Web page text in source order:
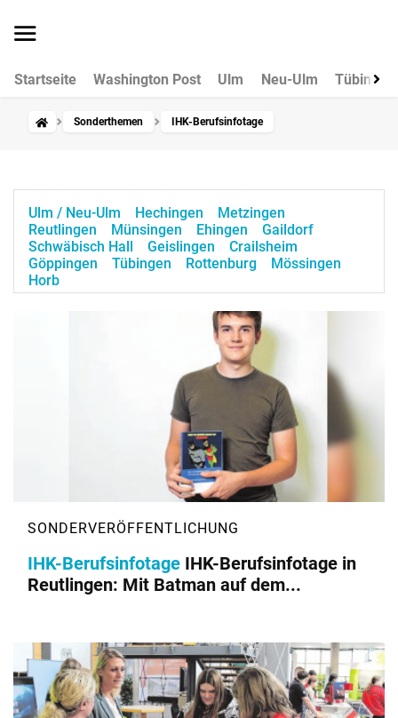
Startseite Washington Post Ulm Neu-Ulm Tübingen
Sonderthemen IHK-Berufsinfotage
Ulm / Neu-Ulm Hechingen
Metzingen
Reutlingen
Münsingen Ehingen
Gaildorf
Schwäbisch Hall
Geislingen
Crailsheim
Göppingen
Tübingen Rottenburg
Mössingen
Horb
IHK-Berufsinfotage IHK-Berufsinfotage in
Reutlingen: Mit Batman auf dem...